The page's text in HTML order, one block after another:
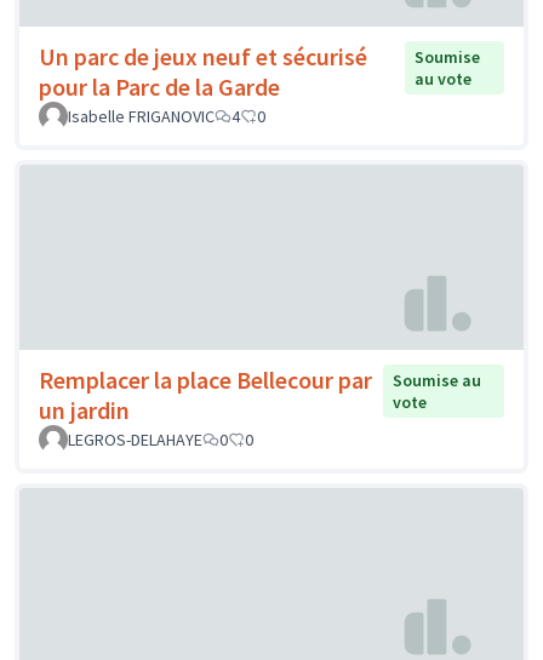
Un parc de jeux neuf et sécurisé
pour la Parc de la Garde
Soumise
au vote
Isabelle FRIGANOVIC
4 0
Remplacer la place Bellecour par
un jardin
Soumise au
vote
LEGROS-DELAHAYE
0 0